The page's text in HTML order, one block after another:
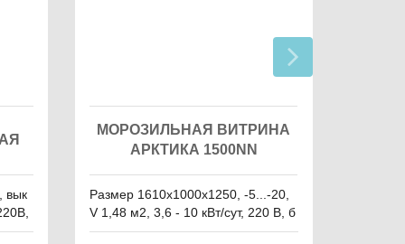
вык
МОРОЗИЛЬНАЯ ВИТРИНА
АРКТИКА 1500NN
Размер 1610x1000x1250, -5...-20,
V 1,48 м2, 3,6 - 10 кВт/сут, 220 В, б
ез запасника